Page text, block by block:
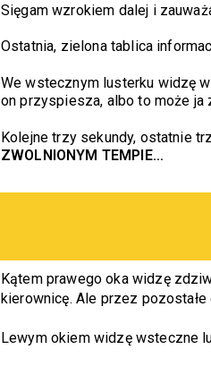
Sięgam wzrokiem dalej i
Ostatnia, zielona tablica
We wstecznym lusterku widzę
on przyspiesza, albo to może ja
Kolejne trzy sekundy, ostatnie
ZWOLNIONYM TEMPIE…
Kątem prawego oka widzę
kierownicę. Ale przez
Lewym okiem widzę wsteczne